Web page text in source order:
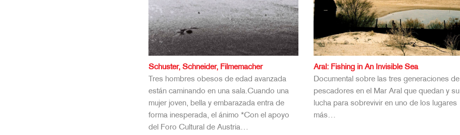
Schuster, Schneider, Filmemacher
Tres hombres obesos de edad avanzada
están caminando en una sala.Cuando una
mujer joven, bella y embarazada entra de
forma inesperada, el ánimo *Con el apoyo
del Foro Cultural de Austria…
Aral: Fishing in An Invisible Sea
Documental sobre las tres generaciones de
pescadores en el Mar Aral que quedan y su
lucha para sobrevivir en uno de los lugares
más…